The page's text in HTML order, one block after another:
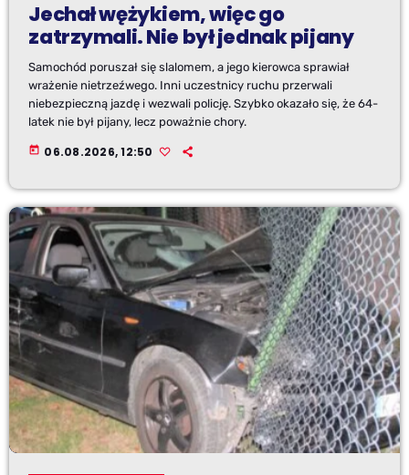
Jechał wężykiem, więc go
zatrzymali. Nie był jednak pijany
Samochód poruszał się slalomem, a jego kierowca sprawiał
wrażenie nietrzeźwego. Inni uczestnicy ruchu przerwali
niebezpieczną jazdę i wezwali policję. Szybko okazało się, że 64-
latek nie był pijany, lecz poważnie chory.
today 06.08.2026, 12:50